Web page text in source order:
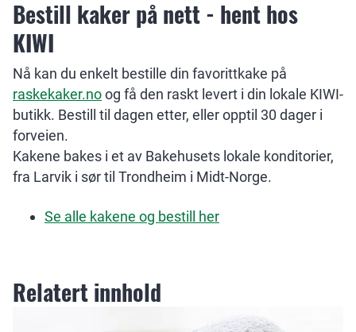
Bestill kaker på nett - hent hos
KIWI
Nå kan du enkelt bestille din favorittkake på
raskekaker.noog få den raskt levert i din lokale KIWI-
butikk. Bestill til dagen etter, eller opptil 30 dager i
forveien.
Kakene bakes i et av Bakehusets lokale konditorier,
fra Larvik i sør til Trondheim i Midt-Norge.
Se alle kakene og bestill her
Relatert innhold